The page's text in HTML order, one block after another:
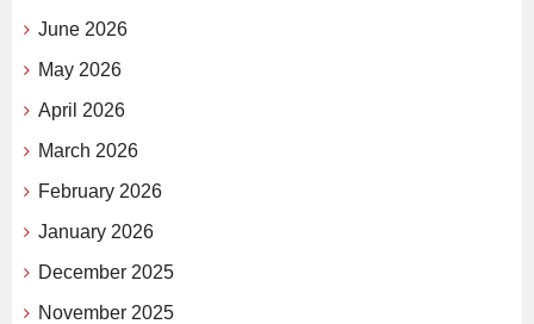
June 2026
May 2026
April 2026
March 2026
February 2026
January 2026
December 2025
November 2025